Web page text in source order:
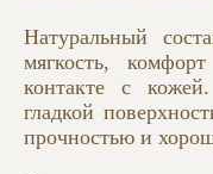
Натуральный
мягкость,
контакте с
гладкой
прочностью и